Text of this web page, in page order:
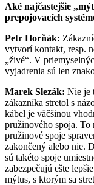
Aké najčastejšie
prepojovacích
Petr Horňák:
vytvorí kontakt, resp.
„živé“. V
vyjadrenia sú len
Marek Slezák: Nie je
zákazníka stretol s
kábel je väčšinou
pružinového spoja. To
pružinové spoje
zakončený alebo nie.
sú takéto spoje
zabezpečujú ešte
mýtus, s ktorým sa